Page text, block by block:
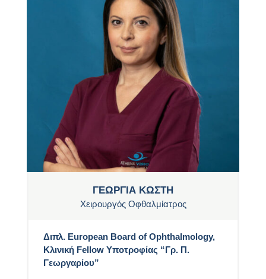
ΓΕΩΡΓΙΑ ΚΩΣΤΗ
Χειρουργός Οφθαλμίατρος
Διπλ. European Board of Ophthalmology,
Κλινική Fellow Υποτροφίας “Γρ. Π.
Γεωργαρίου”